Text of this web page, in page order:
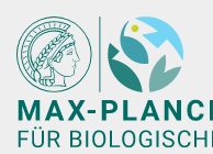
Hauptinhalt